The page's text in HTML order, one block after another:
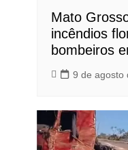
Mato
incêndios
bombeiros
9 de agosto